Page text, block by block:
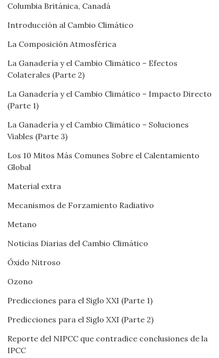
Columbia Británica, Canadá
Introducción al Cambio Climático
La Composición Atmosférica
La Ganadería y el Cambio Climático – Efectos
Colaterales (Parte 2)
La Ganadería y el Cambio Climático – Impacto Directo
(Parte 1)
La Ganadería y el Cambio Climático – Soluciones
Viables (Parte 3)
Los 10 Mitos Más Comunes Sobre el Calentamiento
Global
Material extra
Mecanismos de Forzamiento Radiativo
Metano
Noticias Diarias del Cambio Climático
Óxido Nitroso
Ozono
Predicciones para el Siglo XXI (Parte 1)
Predicciones para el Siglo XXI (Parte 2)
Reporte del NIPCC que contradice conclusiones de la
IPCC